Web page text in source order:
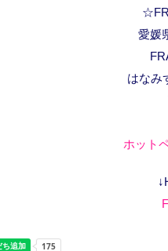
愛媛
はなみ
ホット